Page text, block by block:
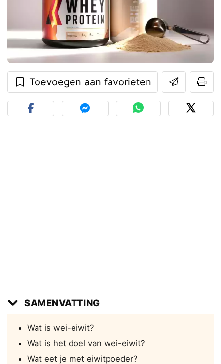
Toevoegen aan favorieten
SAMENVATTING
Wat is wei-eiwit?
Wat is het doel van wei-eiwit?
Wat eet je met eiwitpoeder?